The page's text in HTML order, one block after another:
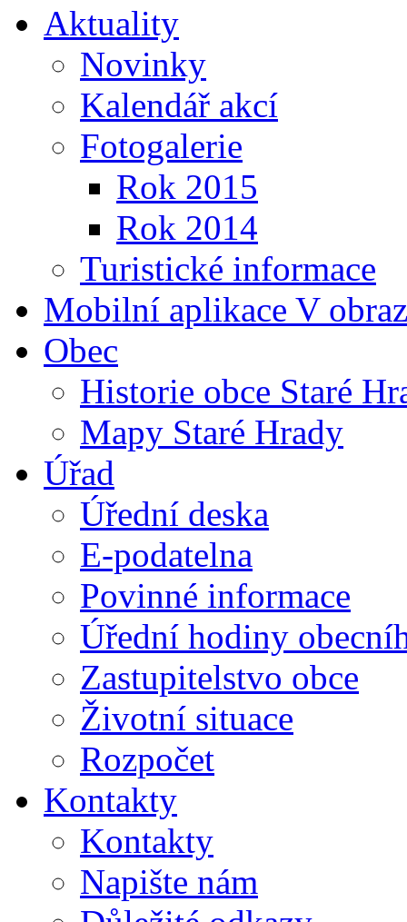
Aktuality
Novinky
Kalendář akcí
Fotogalerie
Rok 2015
Rok 2014
Turistické informace
Mobilní aplikace V
Obec
Historie obce Staré
Mapy Staré Hrady
Úřad
Úřední deska
E-podatelna
Povinné informace
Úřední hodiny
Zastupitelstvo obce
Životní situace
Rozpočet
Kontakty
Kontakty
Napište nám